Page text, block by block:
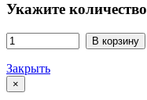
Укажите количество
В корзину
Закрыть
×